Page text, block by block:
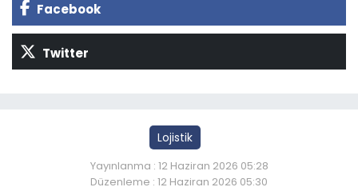
Facebook
Twitter
Lojistik
Yayınlanma : 12 Haziran 2026 05:28
Düzenleme : 12 Haziran 2026 05:30